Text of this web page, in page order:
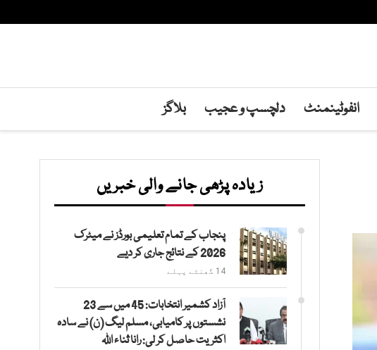
انفوٹینمنٹ دلچسپ و عجیب بلاگز
زیادہ پڑھی جانے والی خبریں
پنجاب کے تمام تعلیمی بورڈز نے میٹرک
2026 کے نتائج جاری کر دیے
14 گھنٹے پہلے
آزاد کشمیر انتخابات: 45 میں سے 23
نشستوں پر کامیابی، مسلم لیگ (ن) نے سادہ
اکثریت حاصل کر لی: رانا ثناء اللہ